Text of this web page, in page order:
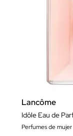
Lancôme
Idôle Eau de
Perfumes de mujer